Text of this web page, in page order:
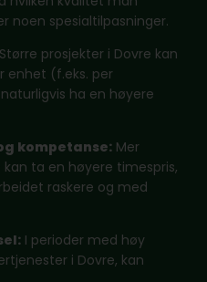
noen spesialtilpasninger.
Større prosjekter i Dovre kan
enhet (f.eks. per
ha en høyere
kompetanse: Mer
ta en høyere timespris,
raskere og med
I perioder med høy
i Dovre, kan